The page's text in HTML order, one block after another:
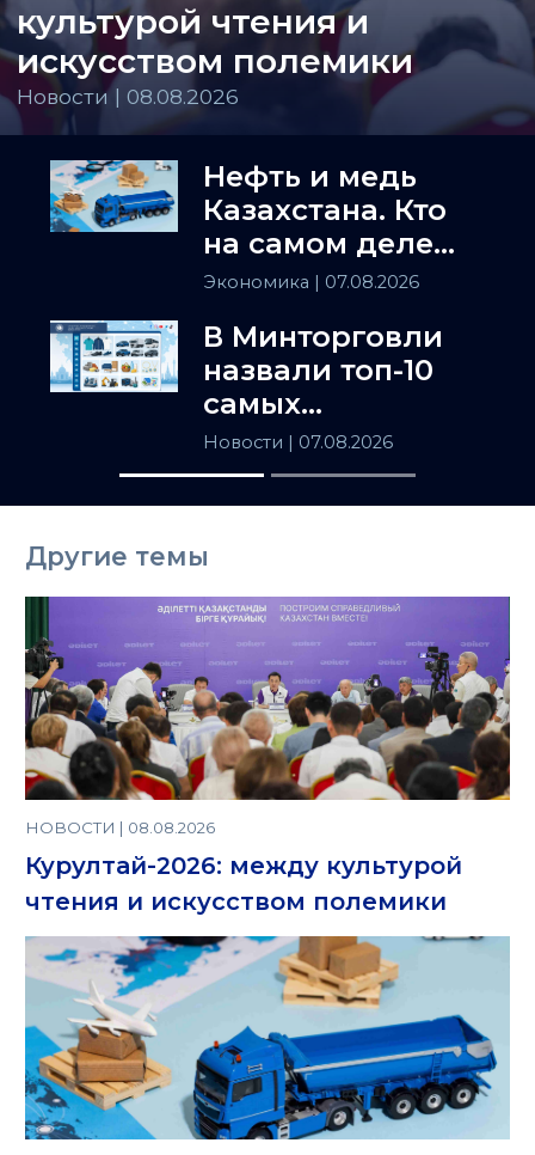
культурой чтения и
искусством полемики
Новости | 08.08.2026
Нефть и медь
Казахстана. Кто
на самом деле
держит
Азию
Экономика | 07.08.2026
В Минторговли
назвали топ-10
самых
популярных
товаров в
Казахстане
Новости | 07.08.2026
Другие темы
НОВОСТИ | 08.08.2026
Курултай-2026: между культурой
чтения и искусством полемики